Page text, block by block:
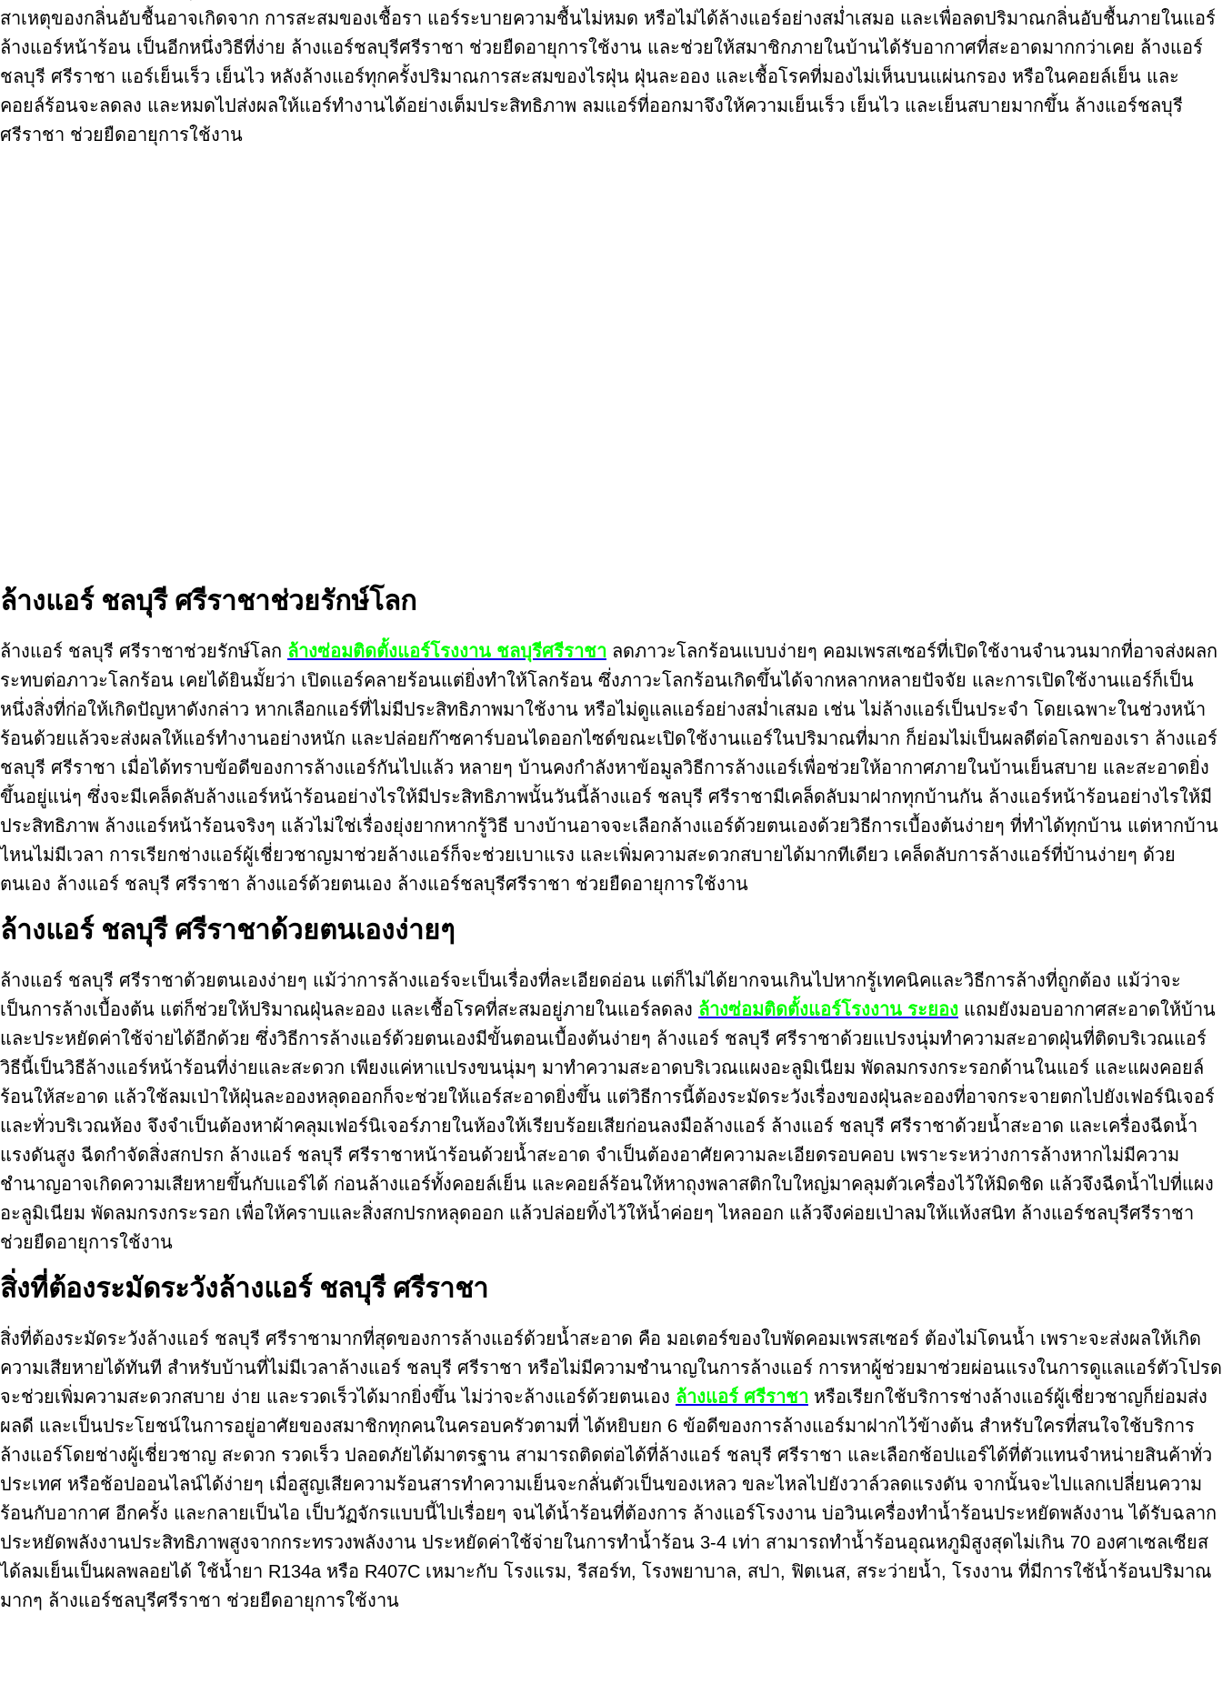
สาเหตุของกลิ่นอับชื้นอาจเกิดจาก การสะสมของเชื้อรา แอร์ระบายความชื้นไม่หมด หรือไม่ได้ล้างแอร์อย่างสม่ำเสมอ และเพื่อลดปริมาณกลิ่นอับชื้นภายในแอร์
ล้างแอร์หน้าร้อน เป็นอีกหนึ่งวิธีที่ง่าย ล้างแอร์ชลบุรีศรีราชา ช่วยยืดอายุการใช้งาน และช่วยให้สมาชิกภายในบ้านได้รับอากาศที่สะอาดมากกว่าเคย ล้างแอร์
ชลบุรี ศรีราชา แอร์เย็นเร็ว เย็นไว หลังล้างแอร์ทุกครั้งปริมาณการสะสมของไรฝุ่น ฝุ่นละออง และเชื้อโรคที่มองไม่เห็นบนแผ่นกรอง หรือในคอยล์เย็น และ
คอยล์ร้อนจะลดลง และหมดไปส่งผลให้แอร์ทำงานได้อย่างเต็มประสิทธิภาพ ลมแอร์ที่ออกมาจึงให้ความเย็นเร็ว เย็นไว และเย็นสบายมากขึ้น ล้างแอร์ชลบุรี
ศรีราชา ช่วยยืดอายุการใช้งาน
ล้างแอร์ ชลบุรี ศรีราชาช่วยรักษ์โลก
ล้างแอร์ ชลบุรี ศรีราชาช่วยรักษ์โลก ล้างซ่อมติดตั้งแอร์โรงงาน ชลบุรีศรีราชา ลดภาวะโลกร้อนแบบง่ายๆ คอมเพรสเซอร์ที่เปิดใช้งานจำนวนมากที่อาจส่งผลก
ระทบต่อภาวะโลกร้อน เคยได้ยินมั้ยว่า เปิดแอร์คลายร้อนแต่ยิ่งทำให้โลกร้อน ซึ่งภาวะโลกร้อนเกิดขึ้นได้จากหลากหลายปัจจัย และการเปิดใช้งานแอร์ก็เป็น
หนึ่งสิ่งที่ก่อให้เกิดปัญหาดังกล่าว หากเลือกแอร์ที่ไม่มีประสิทธิภาพมาใช้งาน หรือไม่ดูแลแอร์อย่างสม่ำเสมอ เช่น ไม่ล้างแอร์เป็นประจำ โดยเฉพาะในช่วงหน้า
ร้อนด้วยแล้วจะส่งผลให้แอร์ทำงานอย่างหนัก และปล่อยก๊าซคาร์บอนไดออกไซด์ขณะเปิดใช้งานแอร์ในปริมาณที่มาก ก็ย่อมไม่เป็นผลดีต่อโลกของเรา ล้างแอร์
ชลบุรี ศรีราชา เมื่อได้ทราบข้อดีของการล้างแอร์กันไปแล้ว หลายๆ บ้านคงกำลังหาข้อมูลวิธีการล้างแอร์เพื่อช่วยให้อากาศภายในบ้านเย็นสบาย และสะอาดยิ่ง
ขึ้นอยู่แน่ๆ ซึ่งจะมีเคล็ดลับล้างแอร์หน้าร้อนอย่างไรให้มีประสิทธิภาพนั้นวันนี้ล้างแอร์ ชลบุรี ศรีราชามีเคล็ดลับมาฝากทุกบ้านกัน ล้างแอร์หน้าร้อนอย่างไรให้มี
ประสิทธิภาพ ล้างแอร์หน้าร้อนจริงๆ แล้วไม่ใช่เรื่องยุ่งยากหากรู้วิธี บางบ้านอาจจะเลือกล้างแอร์ด้วยตนเองด้วยวิธีการเบื้องต้นง่ายๆ ที่ทำได้ทุกบ้าน แต่หากบ้าน
ไหนไม่มีเวลา การเรียกช่างแอร์ผู้เชี่ยวชาญมาช่วยล้างแอร์ก็จะช่วยเบาแรง และเพิ่มความสะดวกสบายได้มากทีเดียว เคล็ดลับการล้างแอร์ที่บ้านง่ายๆ ด้วย
ตนเอง ล้างแอร์ ชลบุรี ศรีราชา ล้างแอร์ด้วยตนเอง ล้างแอร์ชลบุรีศรีราชา ช่วยยืดอายุการใช้งาน
ล้างแอร์ ชลบุรี ศรีราชาด้วยตนเองง่ายๆ
ล้างแอร์ ชลบุรี ศรีราชาด้วยตนเองง่ายๆ แม้ว่าการล้างแอร์จะเป็นเรื่องที่ละเอียดอ่อน แต่ก็ไม่ได้ยากจนเกินไปหากรู้เทคนิคและวิธีการล้างที่ถูกต้อง แม้ว่าจะ
เป็นการล้างเบื้องต้น แต่ก็ช่วยให้ปริมาณฝุ่นละออง และเชื้อโรคที่สะสมอยู่ภายในแอร์ลดลง ล้างซ่อมติดตั้งแอร์โรงงาน ระยอง แถมยังมอบอากาศสะอาดให้บ้าน
และประหยัดค่าใช้จ่ายได้อีกด้วย ซึ่งวิธีการล้างแอร์ด้วยตนเองมีขั้นตอนเบื้องต้นง่ายๆ ล้างแอร์ ชลบุรี ศรีราชาด้วยแปรงนุ่มทำความสะอาดฝุ่นที่ติดบริเวณแอร์
วิธีนี้เป็นวิธีล้างแอร์หน้าร้อนที่ง่ายและสะดวก เพียงแค่หาแปรงขนนุ่มๆ มาทำความสะอาดบริเวณแผงอะลูมิเนียม พัดลมกรงกระรอกด้านในแอร์ และแผงคอยล์
ร้อนให้สะอาด แล้วใช้ลมเป่าให้ฝุ่นละอองหลุดออกก็จะช่วยให้แอร์สะอาดยิ่งขึ้น แต่วิธีการนี้ต้องระมัดระวังเรื่องของฝุ่นละอองที่อาจกระจายตกไปยังเฟอร์นิเจอร์
และทั่วบริเวณห้อง จึงจำเป็นต้องหาผ้าคลุมเฟอร์นิเจอร์ภายในห้องให้เรียบร้อยเสียก่อนลงมือล้างแอร์ ล้างแอร์ ชลบุรี ศรีราชาด้วยน้ำสะอาด และเครื่องฉีดน้ำ
แรงดันสูง ฉีดกำจัดสิ่งสกปรก ล้างแอร์ ชลบุรี ศรีราชาหน้าร้อนด้วยน้ำสะอาด จำเป็นต้องอาศัยความละเอียดรอบคอบ เพราะระหว่างการล้างหากไม่มีความ
ชำนาญอาจเกิดความเสียหายขึ้นกับแอร์ได้ ก่อนล้างแอร์ทั้งคอยล์เย็น และคอยล์ร้อนให้หาถุงพลาสติกใบใหญ่มาคลุมตัวเครื่องไว้ให้มิดชิด แล้วจึงฉีดน้ำไปที่แผง
อะลูมิเนียม พัดลมกรงกระรอก เพื่อให้คราบและสิ่งสกปรกหลุดออก แล้วปล่อยทิ้งไว้ให้น้ำค่อยๆ ไหลออก แล้วจึงค่อยเป่าลมให้แห้งสนิท ล้างแอร์ชลบุรีศรีราชา
ช่วยยืดอายุการใช้งาน
สิ่งที่ต้องระมัดระวังล้างแอร์ ชลบุรี ศรีราชา
สิ่งที่ต้องระมัดระวังล้างแอร์ ชลบุรี ศรีราชามากที่สุดของการล้างแอร์ด้วยน้ำสะอาด คือ มอเตอร์ของใบพัดคอมเพรสเซอร์ ต้องไม่โดนน้ำ เพราะจะส่งผลให้เกิด
ความเสียหายได้ทันที สำหรับบ้านที่ไม่มีเวลาล้างแอร์ ชลบุรี ศรีราชา หรือไม่มีความชำนาญในการล้างแอร์ การหาผู้ช่วยมาช่วยผ่อนแรงในการดูแลแอร์ตัวโปรด
จะช่วยเพิ่มความสะดวกสบาย ง่าย และรวดเร็วได้มากยิ่งขึ้น ไม่ว่าจะล้างแอร์ด้วยตนเอง ล้างแอร์ ศรีราชา หรือเรียกใช้บริการช่างล้างแอร์ผู้เชี่ยวชาญก็ย่อมส่ง
ผลดี และเป็นประโยชน์ในการอยู่อาศัยของสมาชิกทุกคนในครอบครัวตามที่ ได้หยิบยก 6 ข้อดีของการล้างแอร์มาฝากไว้ข้างต้น สำหรับใครที่สนใจใช้บริการ
ล้างแอร์โดยช่างผู้เชี่ยวชาญ สะดวก รวดเร็ว ปลอดภัยได้มาตรฐาน สามารถติดต่อได้ที่ล้างแอร์ ชลบุรี ศรีราชา และเลือกช้อปแอร์ได้ที่ตัวแทนจำหน่ายสินค้าทั่ว
ประเทศ หรือช้อปออนไลน์ได้ง่ายๆ เมื่อสูญเสียความร้อนสารทำความเย็นจะกลั่นตัวเป็นของเหลว ขละไหลไปยังวาล์วลดแรงดัน จากนั้นจะไปแลกเปลี่ยนความ
ร้อนกับอากาศ อีกครั้ง และกลายเป็นไอ เป็บวัฏจักรแบบนี้ไปเรื่อยๆ จนได้น้ำร้อนที่ต้องการ ล้างแอร์โรงงาน บ่อวินเครื่องทำน้ำร้อนประหยัดพลังงาน ได้รับฉลาก
ประหยัดพลังงานประสิทธิภาพสูงจากกระทรวงพลังงาน ประหยัดค่าใช้จ่ายในการทำน้ำร้อน 3-4 เท่า สามารถทำน้ำร้อนอุณหภูมิสูงสุดไม่เกิน 70 องศาเซลเซียส
ได้ลมเย็นเป็นผลพลอยได้ ใช้น้ำยา R134a หรือ R407C เหมาะกับ โรงแรม, รีสอร์ท, โรงพยาบาล, สปา, ฟิตเนส, สระว่ายน้ำ, โรงงาน ที่มีการใช้น้ำร้อนปริมาณ
มากๆ ล้างแอร์ชลบุรีศรีราชา ช่วยยืดอายุการใช้งาน